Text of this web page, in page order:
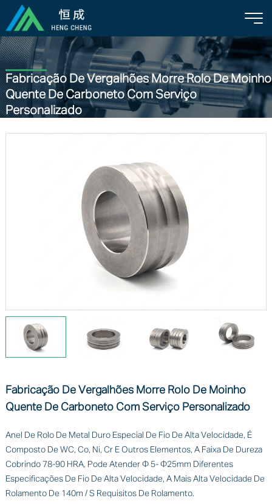
Fabricação De Vergalhões Morre Rolo De Moinho
Quente De Carboneto Com Serviço
Personalizado
De Vergalhões Morre Rolo De Moinho Quente De Carboneto Com Serviço
Fabricação De Vergalhões Morre Rolo De Moinho
Quente De Carboneto Com Serviço Personalizado
Anel De Rolo De Metal Duro Especial De Fio De Alta Velocidade, É
Composto De WC, Co, Ni, Cr E Outros Elementos, A Faixa De Dureza
Cobrindo 78-90 HRA, Pode Atender Φ 5- Φ25mm Diferentes
Especificações De Fio De Alta Velocidade, A Mais Alta Velocidade De
Rolamento De 140m / S Requisitos De Rolamento.